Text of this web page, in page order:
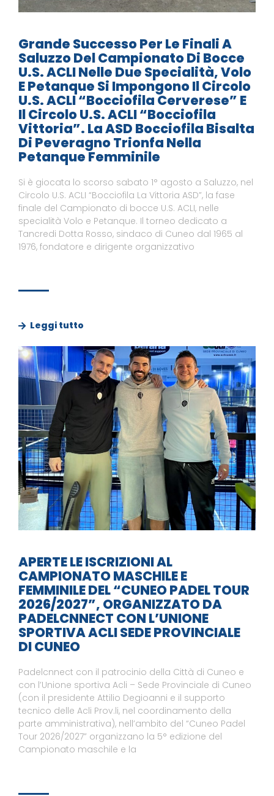
Grande Successo Per Le Finali A
Saluzzo Del Campionato Di Bocce
U.S. ACLI Nelle Due Specialità, Volo
E Petanque Si Impongono Il Circolo
U.S. ACLI “Bocciofila Cerverese” E
Il Circolo U.S. ACLI “Bocciofila
Vittoria”. La ASD Bocciofila Bisalta
Di Peveragno Trionfa Nella
Petanque Femminile
Si è giocata lo scorso sabato 1° agosto a Saluzzo, nel
Circolo U.S. ACLI “Bocciofila La Vittoria ASD”, la fase
finale del Campionato di bocce U.S. ACLI, nelle
specialità Volo e Petanque. Il torneo dedicato a
Tancredi Dotta Rosso, sindaco di Cuneo dal 1965 al
1976, fondatore e dirigente organizzativo
Leggi tutto
APERTE LE ISCRIZIONI AL
CAMPIONATO MASCHILE E
FEMMINILE DEL “CUNEO PADEL TOUR
2026/2027”, ORGANIZZATO DA
PADELCNNECT CON L’UNIONE
SPORTIVA ACLI SEDE PROVINCIALE
DI CUNEO
Padelcnnect con il patrocinio della Città di Cuneo e
con l’Unione sportiva Acli – Sede Provinciale di Cuneo
(con il presidente Attilio Degioanni e il supporto
tecnico delle Acli Prov.li, nel coordinamento della
parte amministrativa), nell’ambito del “Cuneo Padel
Tour 2026/2027” organizzano la 5° edizione del
Campionato maschile e la